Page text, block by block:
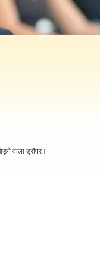
वाला ड्रॉपर।